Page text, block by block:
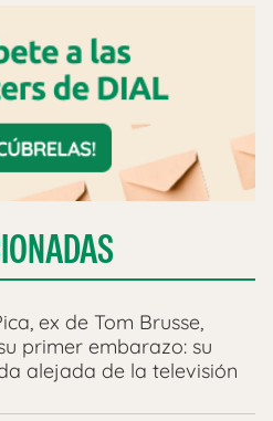
ex de Tom Brusse,
primer embarazo: su
alejada de la televisión